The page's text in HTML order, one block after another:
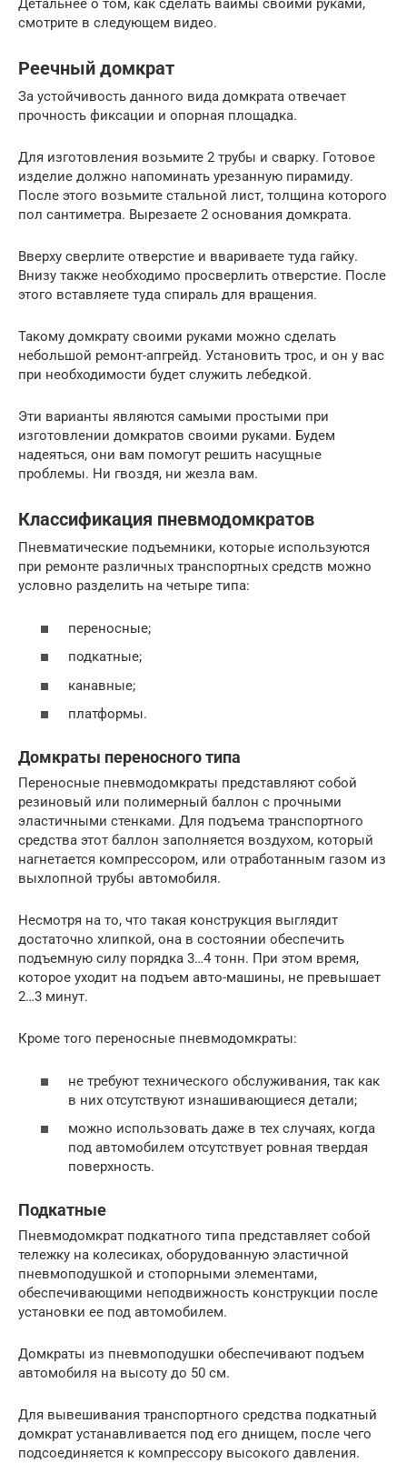
Детальнее о том, как сделать ваймы своими руками,
смотрите в следующем видео.
Реечный домкрат
За устойчивость данного вида домкрата отвечает
прочность фиксации и опорная площадка.
Для изготовления возьмите 2 трубы и сварку. Готовое
изделие должно напоминать урезанную пирамиду.
После этого возьмите стальной лист, толщина которого
пол сантиметра. Вырезаете 2 основания домкрата.
Вверху сверлите отверстие и ввариваете туда гайку.
Внизу также необходимо просверлить отверстие. После
этого вставляете туда спираль для вращения.
Такому домкрату своими руками можно сделать
небольшой ремонт-апгрейд. Установить трос, и он у вас
при необходимости будет служить лебедкой.
Эти варианты являются самыми простыми при
изготовлении домкратов своими руками. Будем
надеяться, они вам помогут решить насущные
проблемы. Ни гвоздя, ни жезла вам.
Классификация пневмодомкратов
Пневматические подъемники, которые используются
при ремонте различных транспортных средств можно
условно разделить на четыре типа:
переносные;
подкатные;
канавные;
платформы.
Домкраты переносного типа
Переносные пневмодомкраты представляют собой
резиновый или полимерный баллон с прочными
эластичными стенками. Для подъема транспортного
средства этот баллон заполняется воздухом, который
нагнетается компрессором, или отработанным газом из
выхлопной трубы автомобиля.
Несмотря на то, что такая конструкция выглядит
достаточно хлипкой, она в состоянии обеспечить
подъемную силу порядка 3…4 тонн. При этом время,
которое уходит на подъем авто-машины, не превышает
2…3 минут.
Кроме того переносные пневмодомкраты:
не требуют технического обслуживания, так как
в них отсутствуют изнашивающиеся детали;
можно использовать даже в тех случаях, когда
под автомобилем отсутствует ровная твердая
поверхность.
Подкатные
Пневмодомкрат подкатного типа представляет собой
тележку на колесиках, оборудованную эластичной
пневмоподушкой и стопорными элементами,
обеспечивающими неподвижность конструкции после
установки ее под автомобилем.
Домкраты из пневмоподушки обеспечивают подъем
автомобиля на высоту до 50 см.
Для вывешивания транспортного средства подкатный
домкрат устанавливается под его днищем, после чего
подсоединяется к компрессору высокого давления.